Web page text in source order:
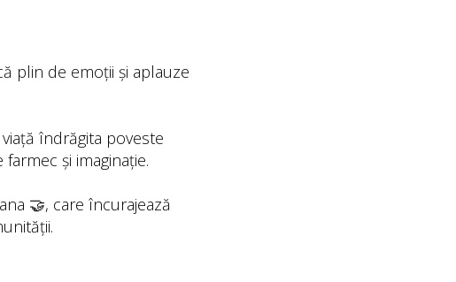
plin de emoții și aplauze
îndrăgita poveste
și imaginație.
🤝, care încurajează